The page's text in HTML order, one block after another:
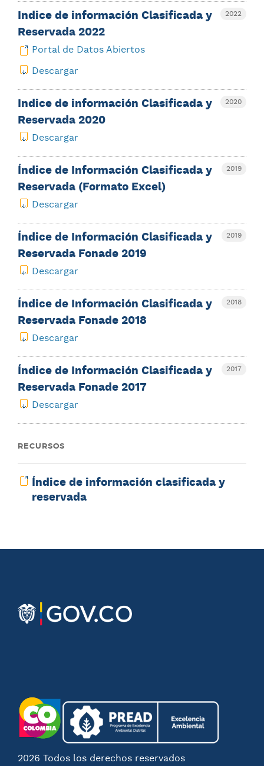
2022
Indice de información Clasificada y
Reservada 2022
Portal de Datos Abiertos
Descargar
2020
Indice de información Clasificada y
Reservada 2020
Descargar
2019
Índice de Información Clasificada y
Reservada (Formato Excel)
Descargar
2019
Índice de Información Clasificada y
Reservada Fonade 2019
Descargar
2018
Índice de Información Clasificada y
Reservada Fonade 2018
Descargar
2017
Índice de Información Clasificada y
Reservada Fonade 2017
Descargar
RECURSOS
Índice de información clasificada y
reservada
2026 Todos los derechos reservados